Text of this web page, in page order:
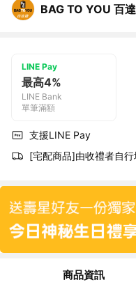
BAG TO YOU 百
LINE Pay
最高4%
LINE Bank
單筆滿額
支援LINE Pay
[宅配商品]由收禮者自行
商品資訊